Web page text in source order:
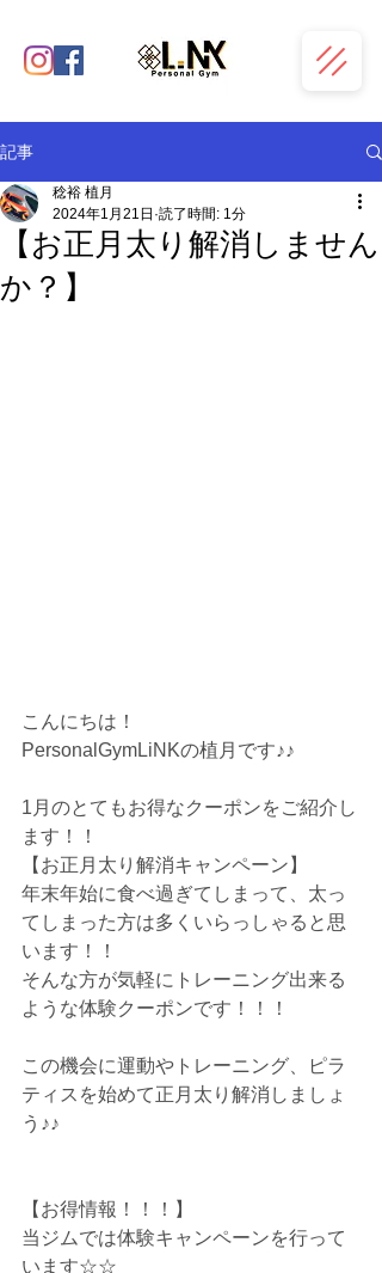
記事
【お正月太り解消しません
か？】
稔裕 植月
2024年1月21日 読了時間: 1分
こんにちは！
PersonalGymLiNKの植月です♪♪
1月のとてもお得なクーポンをご紹介し
ます！！
【お正月太り解消キャンペーン】
年末年始に食べ過ぎてしまって、太っ
てしまった方は多くいらっしゃると思
います！！
そんな方が気軽にトレーニング出来る
ような体験クーポンです！！！
この機会に運動やトレーニング、ピラ
ティスを始めて正月太り解消しましょ
う♪♪
【お得情報！！！】
当ジムでは体験キャンペーンを行って
います☆☆